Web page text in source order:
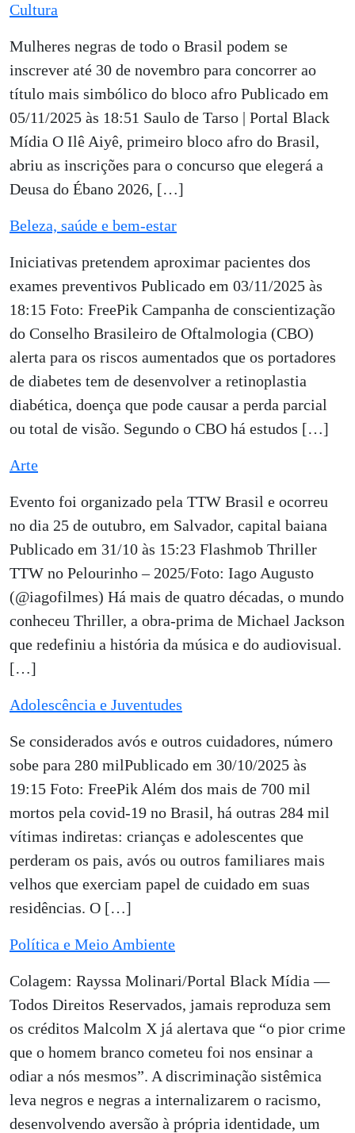
Cultura
Mulheres negras de todo o Brasil podem se
inscrever até 30 de novembro para concorrer ao
título mais simbólico do bloco afro Publicado em
05/11/2025 às 18:51 Saulo de Tarso | Portal Black
Mídia O Ilê Aiyê, primeiro bloco afro do Brasil,
abriu as inscrições para o concurso que elegerá a
Deusa do Ébano 2026, […]
Beleza, saúde e bem-estar
Iniciativas pretendem aproximar pacientes dos
exames preventivos Publicado em 03/11/2025 às
18:15 Foto: FreePik Campanha de conscientização
do Conselho Brasileiro de Oftalmologia (CBO)
alerta para os riscos aumentados que os portadores
de diabetes tem de desenvolver a retinoplastia
diabética, doença que pode causar a perda parcial
ou total de visão. Segundo o CBO há estudos […]
Arte
Evento foi organizado pela TTW Brasil e ocorreu
no dia 25 de outubro, em Salvador, capital baiana
Publicado em 31/10 às 15:23 Flashmob Thriller
TTW no Pelourinho – 2025/Foto: Iago Augusto
(@iagofilmes) Há mais de quatro décadas, o mundo
conheceu Thriller, a obra-prima de Michael Jackson
que redefiniu a história da música e do audiovisual.
[…]
Adolescência e Juventudes
Se considerados avós e outros cuidadores, número
sobe para 280 milPublicado em 30/10/2025 às
19:15 Foto: FreePik Além dos mais de 700 mil
mortos pela covid-19 no Brasil, há outras 284 mil
vítimas indiretas: crianças e adolescentes que
perderam os pais, avós ou outros familiares mais
velhos que exerciam papel de cuidado em suas
residências. O […]
Política e Meio Ambiente
Colagem: Rayssa Molinari/Portal Black Mídia —
Todos Direitos Reservados, jamais reproduza sem
os créditos Malcolm X já alertava que “o pior crime
que o homem branco cometeu foi nos ensinar a
odiar a nós mesmos”. A discriminação sistêmica
leva negros e negras a internalizarem o racismo,
desenvolvendo aversão à própria identidade, um